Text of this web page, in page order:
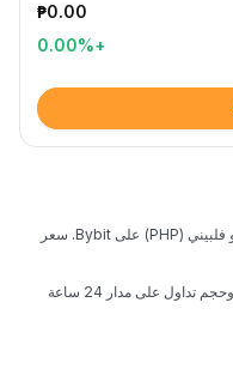
₱0.00
+
0.00%
Cobak هي عملة رقمية يمكن تحويلها إلى بيزو فلبيني (PHP) على Bybit. سعر
Cobak لديها قيمة سوقية تبلغ ₱1.03B PHP وحجم تداول على مدار 24 ساعة